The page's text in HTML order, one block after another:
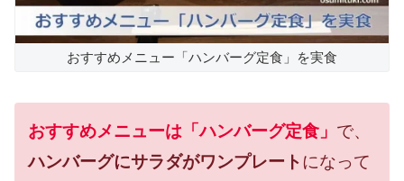
おすすめメニュー「ハンバーグ定食」を実食
おすすめメニューは「ハンバーグ定食」 で、
ハンバーグにサラダがワンプレートになって